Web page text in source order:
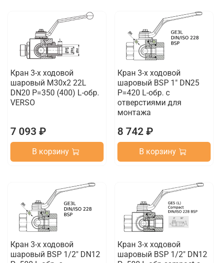
Кран 3-х ходовой
шаровый M30x2 22L
DN20 P=350 (400) L-обр.
VERSO
7 093 ₽
В корзину
Кран 3-х ходовой
шаровый BSP 1" DN25
P=420 L-обр. с
отверстиями для
монтажа
8 742 ₽
В корзину
Кран 3-х ходовой
шаровый BSP 1/2" DN12
Кран 3-х ходовой
шаровый BSP 1/2" DN12